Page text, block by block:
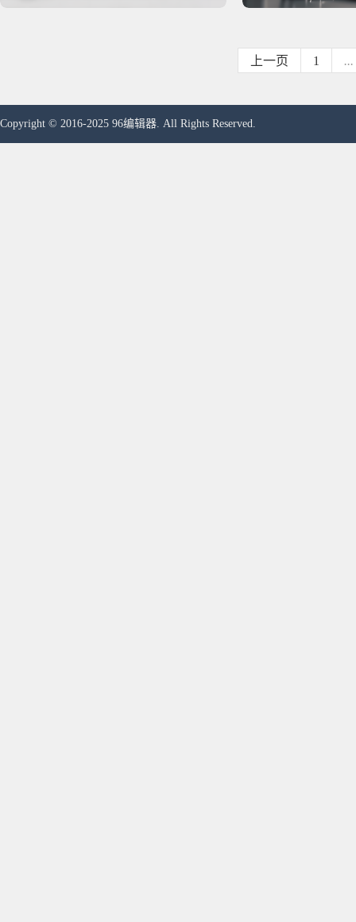
上一页 1 ...
Copyright © 2016-2025 96编辑器. All Rights Reserved.